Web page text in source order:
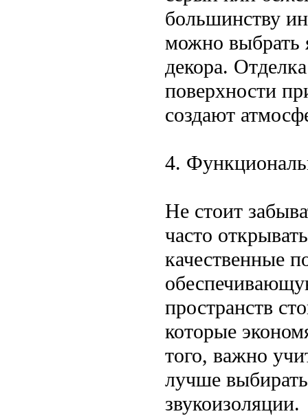
большинству
можно выбрать
декора.
поверхности
создают
4.
Не стоит
часто
качественные
пространств
которые
того, важно
лучше
звукоизоляции.